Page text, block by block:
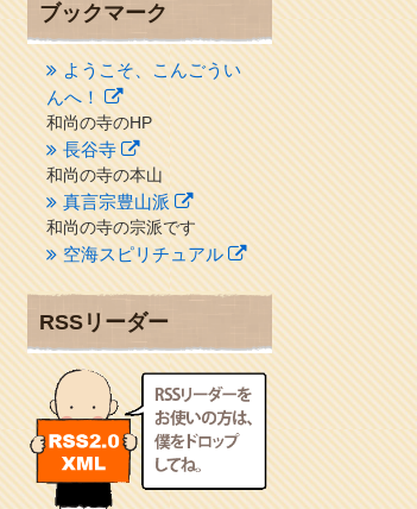
ブックマーク
ようこそ、こんごうい
んへ！
和尚の寺のHP
長谷寺
和尚の寺の本山
真言宗豊山派
和尚の寺の宗派です
空海スピリチュアル
２１世紀を（空海）する情
クリプロホームページ
地域のライターさんです
小豆島 圓満寺
小豆島霊場第７４番のお寺
新聞屋の道具箱
新聞社で使われる用語の解
RSSリーダー